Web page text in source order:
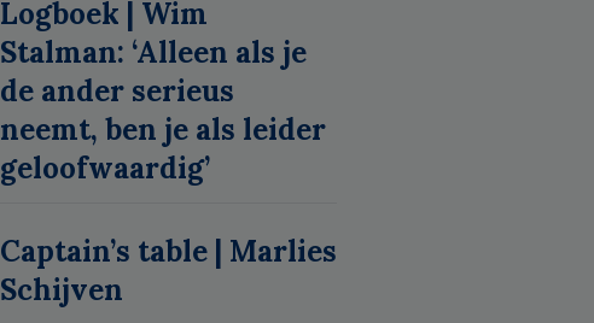
Logboek | Wim
Stalman: ‘Alleen als je
de ander serieus
neemt, ben je als leider
geloofwaardig’
Captain’s table | Marlies
Schijven